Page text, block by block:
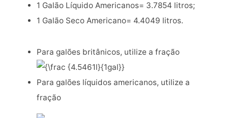
1 Galão Líquido Americanos= 3.7854 litros;
1 Galão Seco Americano= 4.4049 litros.
Para galões britânicos, utilize a fração
Para galões líquidos americanos, utilize a
fração